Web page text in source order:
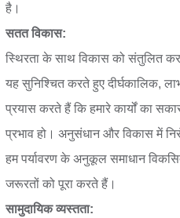
है।
सतत विकास:
स्थिरता के साथ विकास को संतुलित
यह सुनिश्चित करते हुए दीर्घकालिक,
प्रयास करते हैं कि हमारे कार्यों का
प्रभाव हो। अनुसंधान और विकास में
हम पर्यावरण के अनुकूल समाधान
जरूरतों को पूरा करते हैं।
सामुदायिक व्यस्तता: